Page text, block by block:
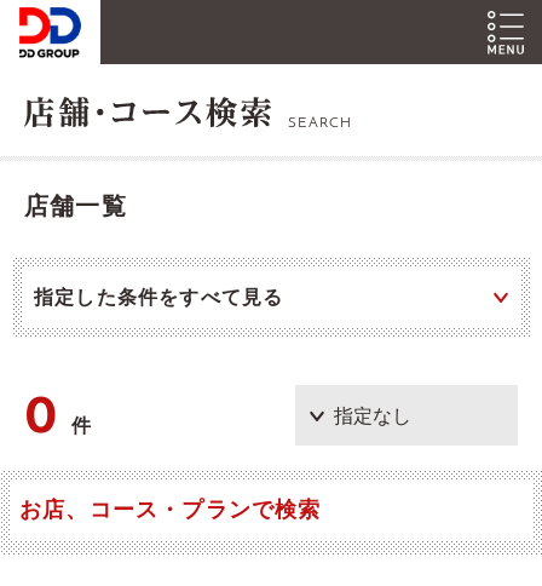
SEARCH
店舗一覧
指定した条件をすべて見る
0件
お店、コース・プランで検索